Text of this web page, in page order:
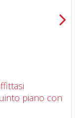
piano con